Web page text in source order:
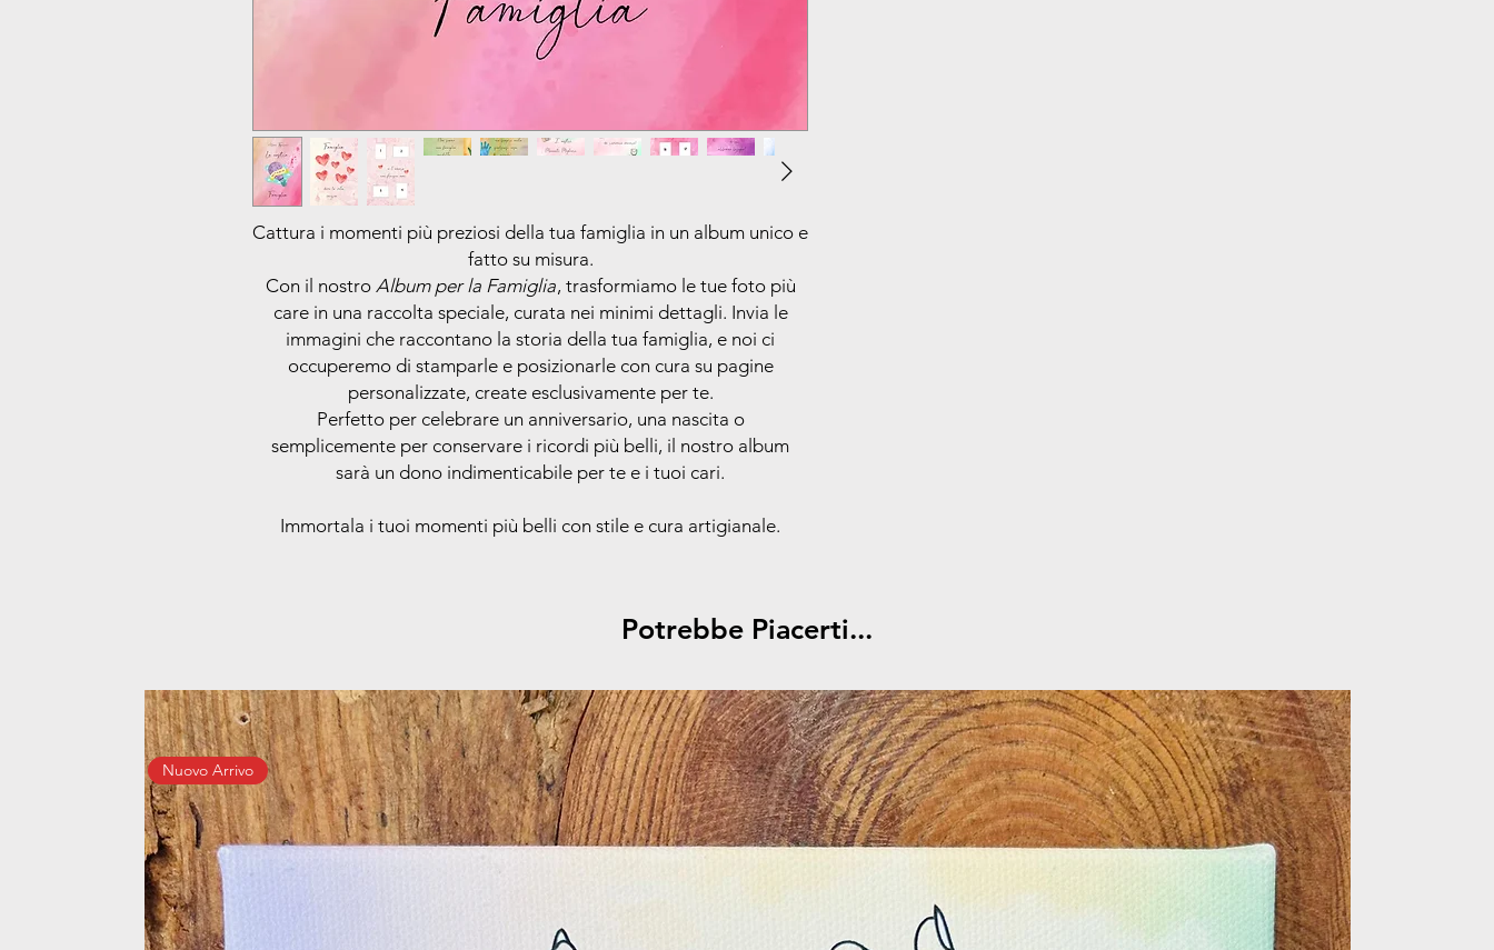
Cattura i momenti più preziosi della tua famiglia in un album unico e
fatto su misura.
Con il nostro Album per la Famiglia, trasformiamo le tue foto più
care in una raccolta speciale, curata nei minimi dettagli. Invia le
immagini che raccontano la storia della tua famiglia, e noi ci
occuperemo di stamparle e posizionarle con cura su pagine
personalizzate, create esclusivamente per te.
Perfetto per celebrare un anniversario, una nascita o
semplicemente per conservare i ricordi più belli, il nostro album
sarà un dono indimenticabile per te e i tuoi cari.
Immortala i tuoi momenti più belli con stile e cura artigianale.
Potrebbe Piacerti...
Nuovo Arrivo